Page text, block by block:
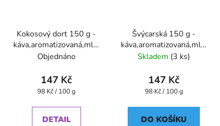
Kokosový dort 150 g -
káva,aromatizovaná,mletá
- Oxalis
Objednáno
147 Kč
Měrná
98 Kč / 100 g
DETAIL
Švýcarská 150 g -
káva,aromatizovaná,mletá
- Oxalis
Skladem (3 ks)
147 Kč
Měrná
98 Kč / 100 g
DO KOŠÍKU